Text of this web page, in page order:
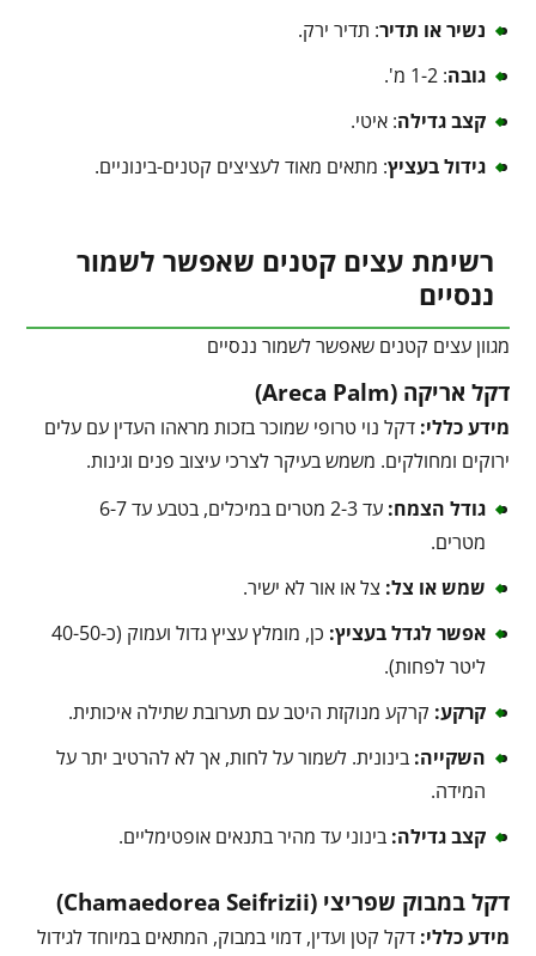
נשיר או תדיר: תדיר ירק.
גובה: 1-2 מ'.
קצב גדילה: איטי.
גידול בעציץ: מתאים מאוד לעציצים קטנים-בינוניים.
רשימת עצים קטנים שאפשר לשמור
ננסיים
מגוון עצים קטנים שאפשר לשמור ננסיים
דקל אריקה (Areca Palm)
מידע כללי: דקל נוי טרופי שמוכר בזכות מראהו העדין עם עלים
ירוקים ומחולקים. משמש בעיקר לצרכי עיצוב פנים וגינות.
גודל הצמח:
עד 2-3 מטרים במיכלים, בטבע עד 6-7
מטרים.
שמש או צל: צל או אור לא ישיר.
אפשר לגדל בעציץ:
כן, מומלץ עציץ גדול ועמוק (כ-40-50
ליטר לפחות).
קרקע: קרקע מנוקזת היטב עם תערובת שתילה איכותית.
השקייה: בינונית. לשמור על לחות, אך לא להרטיב יתר על
המידה.
קצב גדילה: בינוני עד מהיר בתנאים אופטימליים.
דקל במבוק שפריצי (Chamaedorea Seifrizii)
מידע כללי: דקל קטן ועדין, דמוי במבוק, המתאים במיוחד לגידול